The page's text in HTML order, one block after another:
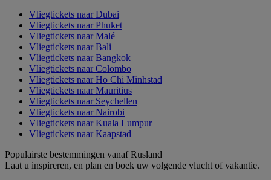
Vliegtickets naar Dubai
Vliegtickets naar Phuket
Vliegtickets naar Malé
Vliegtickets naar Bali
Vliegtickets naar Bangkok
Vliegtickets naar Colombo
Vliegtickets naar Ho Chi Minhstad
Vliegtickets naar Mauritius
Vliegtickets naar Seychellen
Vliegtickets naar Nairobi
Vliegtickets naar Kuala Lumpur
Vliegtickets naar Kaapstad
Populairste bestemmingen vanaf Rusland
Laat u inspireren, en plan en boek uw volgende vlucht of vakantie.